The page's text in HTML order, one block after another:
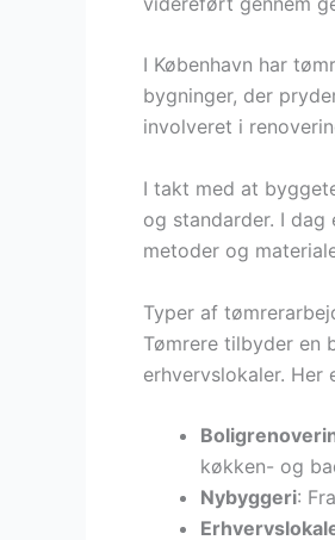
I København har
bygninger, der
involveret i
I takt med at
og standarder. I
metoder og
Typer af
Tømrere tilbyder en
erhvervslokaler.
køkken- og
Nybyggeri: